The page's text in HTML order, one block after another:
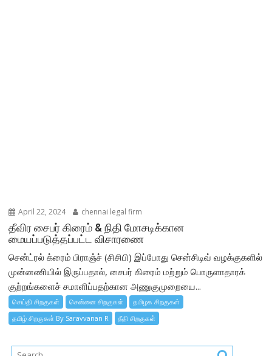
April 22, 2024 chennai legal firm
தீவிர சைபர் கிரைம் & நிதி மோசடிக்கான
மையப்படுத்தப்பட்ட விசாரணை
சென்ட்ரல் க்ரைம் பிராஞ்ச் (சிசிபி) இப்போது சென்சிடிவ் வழக்குகளில்
முன்னணியில் இருப்பதால், சைபர் கிரைம் மற்றும் பொருளாதாரக்
குற்றங்களைச் சமாளிப்பதற்கான அணுகுமுறையை...
செய்தி சிறகுகள் சென்னை சிறகுகள்
தமிழக சிறகுகள்
தமிழ் சிறகுகள் By Saravvanan R
நீதி சிறகுகள்